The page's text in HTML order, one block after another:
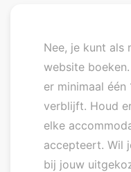
Nee, je kunt als
website
er minimaal
verblijft. Houd
elke
accepteert. Wil
bij jouw